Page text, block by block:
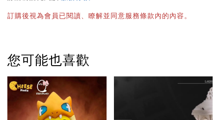
訂購後視為會員已閱讀、瞭解並同意服務條款內的內容。
您可能也喜歡